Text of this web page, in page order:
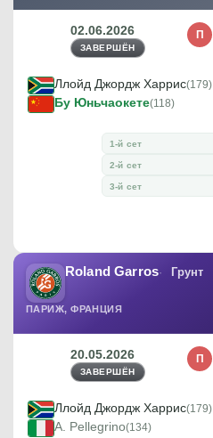
02.06.2026
ЗАВЕРШЁН
П
Ллойд Джордж Харрис(179)
Бу Юньчаокете(118)
1-й сет
2-й сет
3-й сет
Roland Garros Грунт
ПАРИЖ, ФРАНЦИЯ
20.05.2026
ЗАВЕРШЁН
П
Ллойд Джордж Харрис(179)
A. Pellegrino(134)